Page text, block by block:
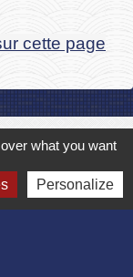
cette page
what you want
Personalize